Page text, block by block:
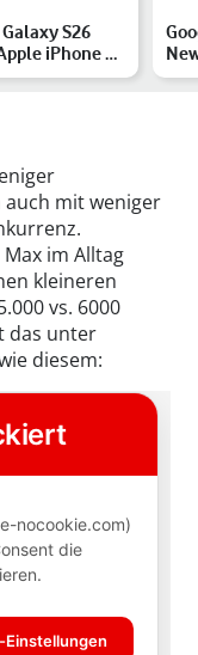
S26
iPhone 17
Premium…
–
mit weniger
im Alltag
kleineren
vs. 6000
das unter
diesem: